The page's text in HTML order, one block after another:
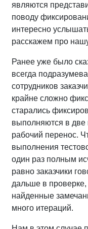
являются
поводу
интересно
расскажем про
Ранее уже было
всегда
сотрудников
крайне сложно
старались
выполняются в две
рабочий перенос.
выполнения
один раз полным
равно заказчики
дальше в
найденные
много итераций.